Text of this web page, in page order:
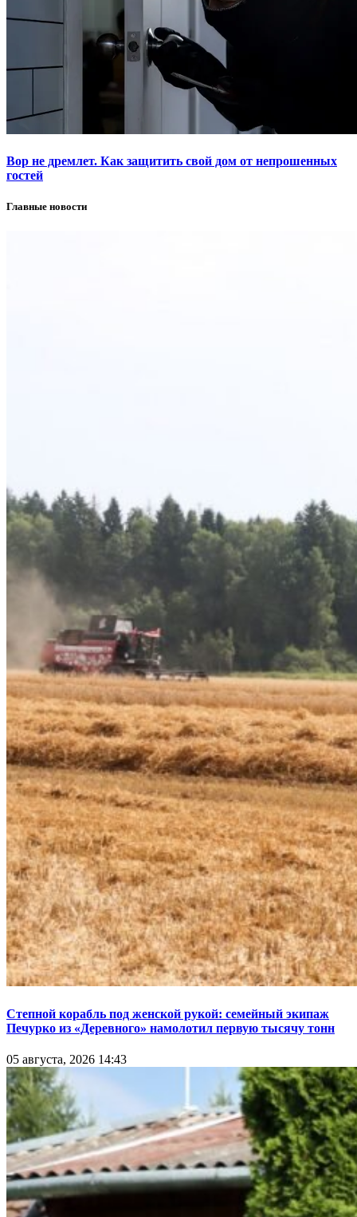
Вор не дремлет. Как защитить свой дом от непрошенных
гостей
Главные новости
Степной корабль под женской рукой: семейный экипаж
Печурко из «Деревного» намолотил первую тысячу тонн
05 августа, 2026 14:43